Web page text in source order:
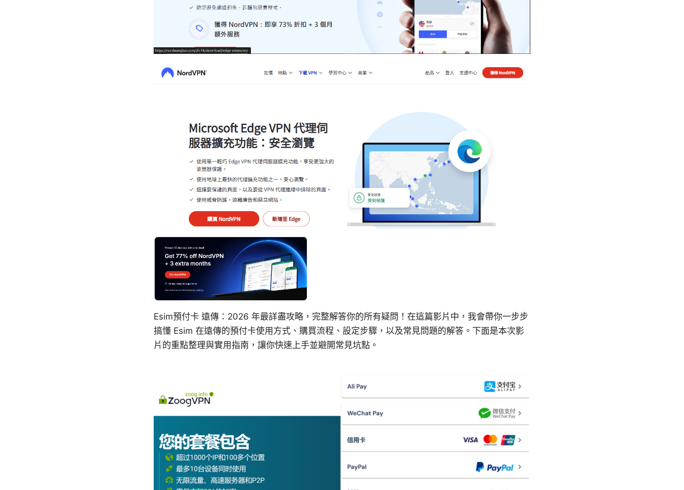
Esim預付卡 遠傳：2026 年最詳盡攻略，完整解答你的所有疑問！在這篇影片中，我會帶你一步步
搞懂 Esim 在遠傳的預付卡使用方式、購買流程、設定步驟，以及常見問題的解答。下面是本次影
片的重點整理與實用指南，讓你快速上手並避開常見坑點。